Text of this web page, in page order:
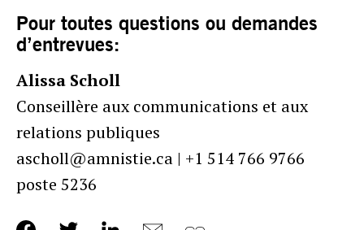
Pour toutes questions ou demandes
d’entrevues:
Alissa Scholl
Conseillère aux communications et aux
relations publiques
ascholl@amnistie.ca | +1 514 766 9766
poste 5236